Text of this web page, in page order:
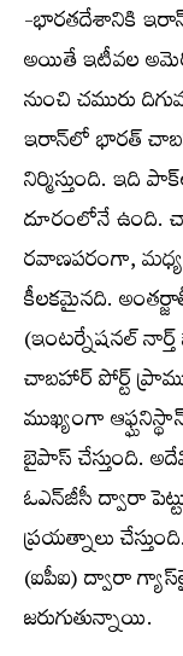
-భారతదేశానికి ఇరాన్
అయితే ఇటీవల
నుంచి చమురు
ఇరాన్‌లో భారత్
నిర్మిస్తుంది. ఇది
దూరంలోనే ఉంది.
రవాణపరంగా,
కీలకమైనది.
(ఇంటర్నేషనల్
చాబహార్ పోర్ట్
ముఖ్యంగా
బైపాస్ చేస్తుంది.
ఓఎన్‌జీసీ ద్వారా
ప్రయత్నాలు
(ఐపీఐ) ద్వారా
జరుగుతున్నాయి.